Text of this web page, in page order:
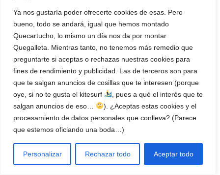
Ya nos gustaría poder ofrecerte cookies de esas. Pero
bueno, todo se andará, igual que hemos montado
Quecartucho, lo mismo un día nos da por montar
Quegalleta. Mientras tanto, no tenemos más remedio que
preguntarte si aceptas o rechazas nuestras cookies para
fines de rendimiento y publicidad. Las de terceros son para
que te salgan anuncios de cosillas que te interesen (porque
oye, si no te gusta el kitesurf
, pues a qué el interés que te
salgan anuncios de eso…
). ¿Aceptas estas cookies y el
procesamiento de datos personales que conlleva? (Parece
que estemos oficiando una boda…)
Personalizar Rechazar todo Aceptar todo
Impresora HP
Color LaserJet
Enterprise M480f
Experto
Impresora HP
LaserJet Pro
M428fdn | Review
Deja una respuesta
Tu dirección de correo electrónico no será publicada. Los
campos obligatorios están marcados con*